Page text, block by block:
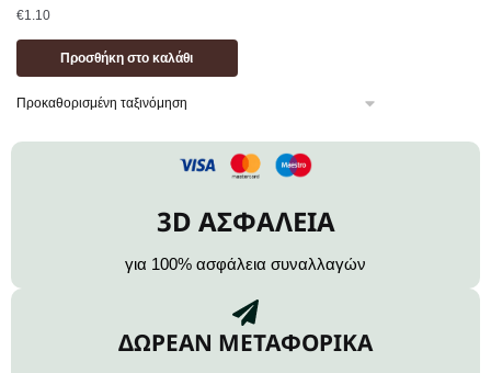
€1.10
Προσθήκη στο καλάθι
3D ΑΣΦΑΛΕΙΑ
για 100% ασφάλεια συναλλαγών
ΔΩΡΕΑΝ ΜΕΤΑΦΟΡΙΚΑ